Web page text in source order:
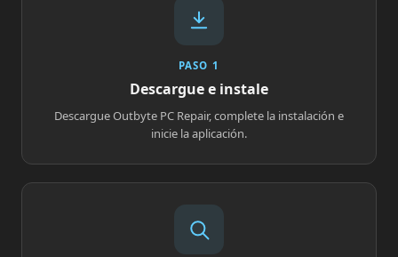
PASO 1
Descargue e instale
Descargue Outbyte PC Repair, complete la instalación e
inicie la aplicación.